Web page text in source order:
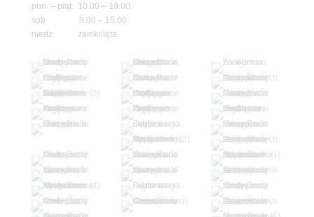
pon. – piąt. 10.00 – 19.00
sob. 8.00 – 15.00
niedz. zamknięte